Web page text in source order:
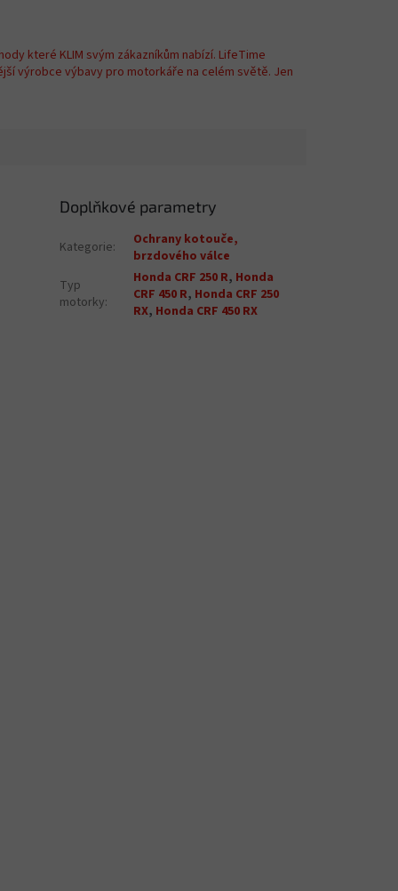
které KLIM svým zákazníkům nabízí. LifeTime
výrobce výbavy pro motorkáře na celém světě. Jen
Doplňkové parametry
Kategorie:
Ochrany kotouče,
brzdového válce
Typ
motorky:
Honda CRF 250 R, Honda
CRF 450 R, Honda CRF 250
RX, Honda CRF 450 RX